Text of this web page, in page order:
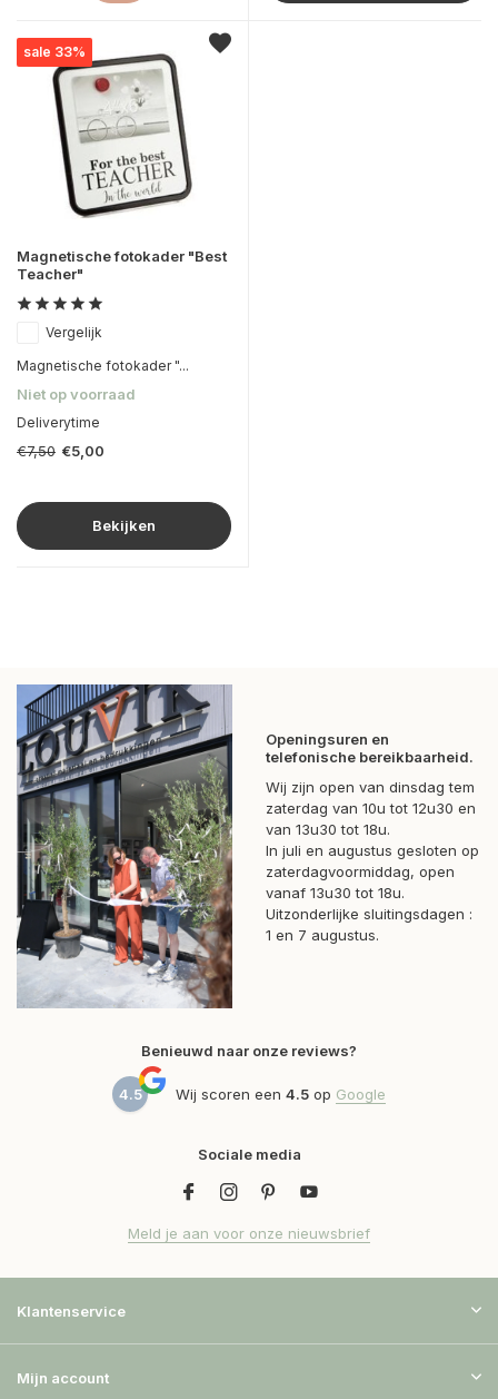
sale 33%
Magnetische fotokader "Best
Teacher"
Vergelijk
Magnetische fotokader "...
Niet op voorraad
Deliverytime
€7,50 €5,00
Bekijken
Openingsuren en
telefonische bereikbaarheid.
Wij zijn open van dinsdag tem
zaterdag van 10u tot 12u30 en
van 13u30 tot 18u.
In juli en augustus gesloten op
zaterdagvoormiddag, open
vanaf 13u30 tot 18u.
Uitzonderlijke sluitingsdagen :
1 en 7 augustus.
Benieuwd naar onze reviews?
4.5 Wij scoren een 4.5 op Google
Sociale media
Meld je aan voor onze nieuwsbrief
Klantenservice
Mijn account